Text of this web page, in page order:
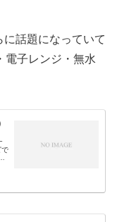
話題になっていて
電子レンジ・無水
で